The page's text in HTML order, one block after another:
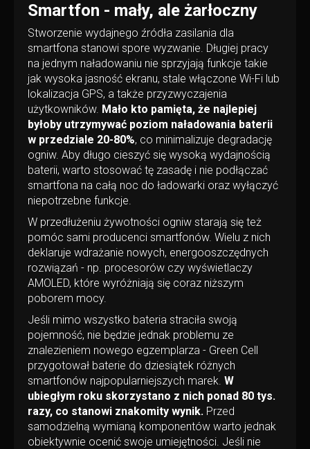
Smartfon - mały, ale żarłoczny
Stworzenie wydajnego źródła zasilania dla
smartfona stanowi spore wyzwanie. Długiej pracy
na jednym naładowaniu nie sprzyjają funkcje takie
jak wysoka jasność ekranu, stale włączone Wi-Fi lub
lokalizacja GPS, a także przyzwyczajenia
użytkowników. Mało kto pamięta, że najlepiej
byłoby utrzymywać poziom naładowania baterii
w przedziale 20-80%, co minimalizuje degradację
ogniw. Aby długo cieszyć się wysoką wydajnością
baterii, warto stosować tę zasadę i nie podłączać
smartfona na całą noc do ładowarki oraz wyłączyć
niepotrzebne funkcje.
W przedłużeniu żywotności ogniw starają się też
pomóc sami producenci smartfonów. Wielu z nich
deklaruje wdrażanie nowych, energooszczędnych
rozwiązań - np. procesorów czy wyświetlaczy
AMOLED, które wyróżniają się coraz niższym
poborem mocy.
Jeśli mimo wszystko bateria straciła swoją
pojemność, nie będzie jednak problemu ze
znalezieniem nowego egzemplarza - Green Cell
przygotował baterie do dziesiątek różnych
smartfonów najpopularniejszych marek. W
ubiegłym roku skorzystano z nich ponad 80 tys.
razy, co stanowi znakomity wynik. Przed
samodzielną wymianą komponentów warto jednak
obiektywnie ocenić swoje umiejętności. Jeśli nie